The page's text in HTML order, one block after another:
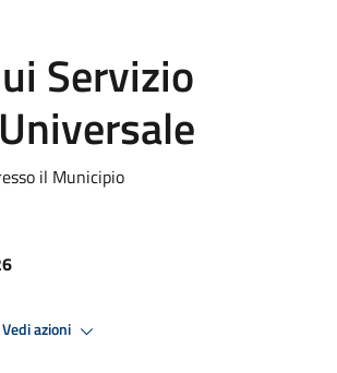
Servizio
il Municipio
Vedi azioni